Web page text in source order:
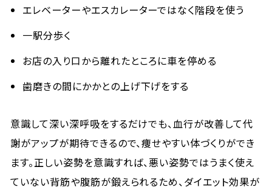
エレベーターやエスカレーターではなく階段を使う
一駅分歩く
お店の入り口から離れたところに車を停める
歯磨きの間にかかとの上げ下げをする
意識して深い深呼吸をするだけでも、血行が改善して代
謝がアップが期待できるので、痩せやすい体づくりができ
ます。正しい姿勢を意識すれば、悪い姿勢ではうまく使え
ていない背筋や腹筋が鍛えられるため、ダイエット効果が